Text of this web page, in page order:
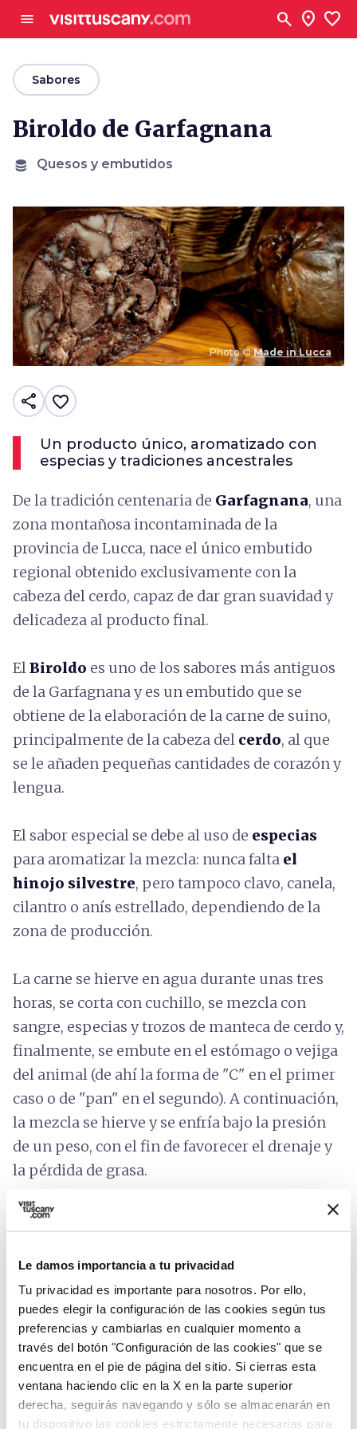
Le damos importancia a tu privacidad
Tu privacidad es importante para nosotros. Por ello,
puedes elegir la configuración de las cookies según tus
preferencias y cambiarlas en cualquier momento a
través del botón "Configuración de las cookies" que se
encuentra en el pie de página del sitio. Si cierras esta
ventana haciendo clic en la X en la parte superior
derecha, seguirás navegando y sólo se almacenarán en
tu dispositivo las cookies estrictamente necesarias para
menu search location_on favorite
arrow_backSabores
Biroldo de Garfagnana
Quesos y embutidos
Photo © Made in Lucca
share favorite_border
Un producto único, aromatizado con
especias y tradiciones ancestrales
De la tradición centenaria de Garfagnana, una
zona montañosa incontaminada de la
provincia de Lucca, nace el único embutido
regional obtenido exclusivamente con la
cabeza del cerdo, capaz de dar gran suavidad y
delicadeza al producto final.
ElBiroldo es uno de los sabores más antiguos
de la Garfagnana y es un embutido que se
obtiene de la elaboración de la carne de suino,
principalmente de la cabeza del cerdo, al que
se le añaden pequeñas cantidades de corazón y
lengua.
El sabor especial se debe al uso de especias
para aromatizar la mezcla: nunca falta el
hinojo silvestre, pero tampoco clavo, canela,
cilantro o anís estrellado, dependiendo de la
zona de producción.
La carne se hierve en agua durante unas tres
horas, se corta con cuchillo, se mezcla con
sangre, especias y trozos de manteca de cerdo y,
finalmente, se embute en el estómago o vejiga
del animal (de ahí la forma de "C" en el primer
caso o de "pan" en el segundo). A continuación,
la mezcla se hierve y se enfría bajo la presión
de un peso, con el fin de favorecer el drenaje y
la pérdida de grasa.
Hoy en día, el Biroldo se consume fresco,
madurara brevemente en manteca de cerdo.
Para proteger este embutido, que está en
peligro de desaparecer de las mesas italianas,
se ha creado laAsociación de Productores
del Biroldo de la Garfagnana